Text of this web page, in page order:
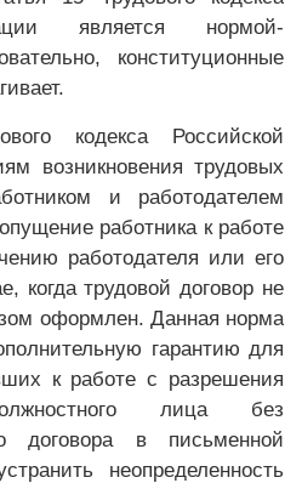
является нормой-
конституционные
кодекса Российской
возникновения трудовых
и работодателем
работника к работе
работодателя или его
когда трудовой договор не
оформлен. Данная норма
гарантию для
к работе с разрешения
лица без
договора в письменной
неопределенность